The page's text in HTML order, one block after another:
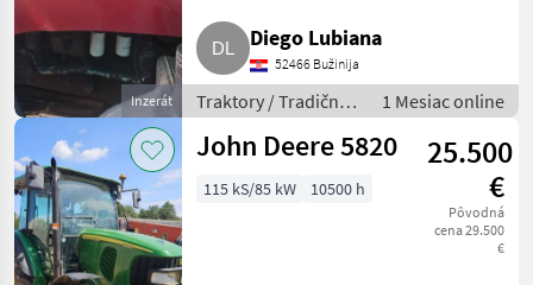
Inzerát
Diego Lubiana
52466 Bužinija
Traktory / Tradičný
traktor
1 Mesiac online
John Deere 5820
25.500
€
Pôvodná
cena 29.500
€
115 kS/85 kW 10500 h